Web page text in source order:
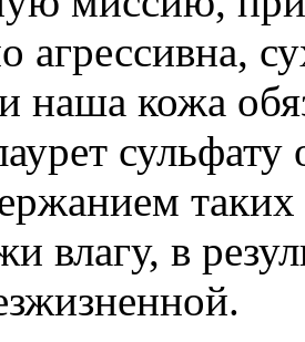
агрессивна,
наша кожа
влагу, в